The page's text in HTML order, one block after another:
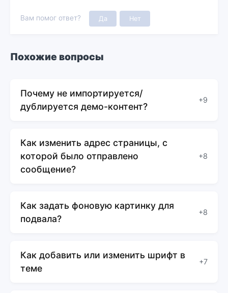
Вам помог ответ? Да Нет
Похожие вопросы
Почему не импортируется/
дублируется демо-контент?
+9
Как изменить адрес страницы, с
которой было отправлено
сообщение?
+8
Как задать фоновую картинку для
подвала?
+8
Как добавить или изменить шрифт в
теме
+7